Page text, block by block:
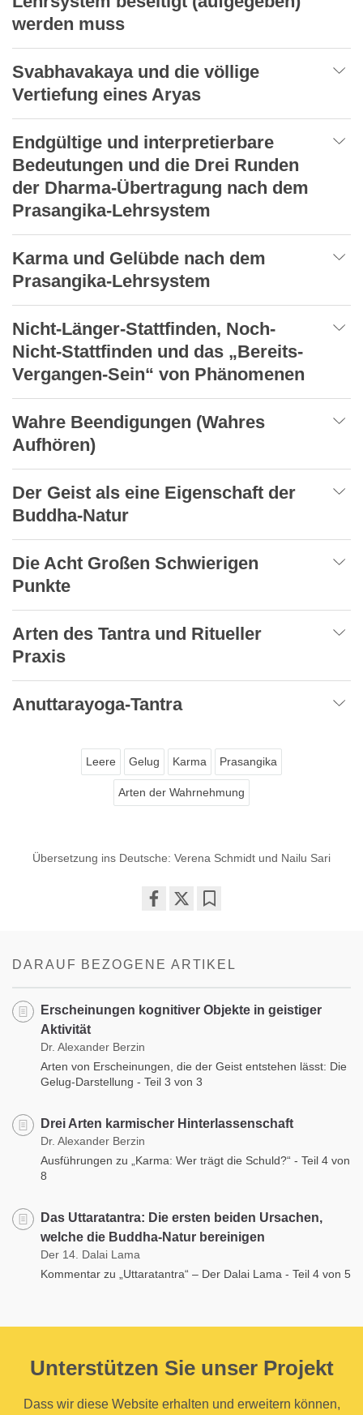
werden muss
Svabhavakaya und die völlige
Vertiefung eines Aryas
Endgültige und interpretierbare
Bedeutungen und die Drei Runden
der Dharma-Übertragung nach dem
Prasangika-Lehrsystem
Karma und Gelübde nach dem
Prasangika-Lehrsystem
Nicht-Länger-Stattfinden, Noch-
Nicht-Stattfinden und das „Bereits-
Vergangen-Sein“ von Phänomenen
Wahre Beendigungen (Wahres
Aufhören)
Der Geist als eine Eigenschaft der
Buddha-Natur
Die Acht Großen Schwierigen
Punkte
Arten des Tantra und Ritueller
Praxis
Anuttarayoga-Tantra
Leere Gelug Karma Prasangika
Arten der Wahrnehmung
Übersetzung ins Deutsche: Verena Schmidt und Nailu Sari
DARAUF BEZOGENE ARTIKEL
Erscheinungen kognitiver Objekte in geistiger
Aktivität
Dr. Alexander Berzin
Arten von Erscheinungen, die der Geist entstehen lässt: Die
Gelug-Darstellung - Teil 3 von 3
Drei Arten karmischer Hinterlassenschaft
Dr. Alexander Berzin
Ausführungen zu „Karma: Wer trägt die Schuld?“ - Teil 4 von
8
Das Uttaratantra: Die ersten beiden Ursachen,
welche die Buddha-Natur bereinigen
Der 14. Dalai Lama
Kommentar zu „Uttaratantra“ – Der Dalai Lama - Teil 4 von 5
Unterstützen Sie unser Projekt
Dass wir diese Website erhalten und erweitern können,